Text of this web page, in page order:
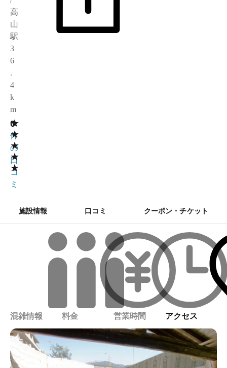
高
山
駅
3
6
.
4
k
m
★
★
★
★
★
0
0
件
の
口
コ
ミ
施設情報 口コミ クーポン・チケット
混雑情報 料金 営業時間 アクセス